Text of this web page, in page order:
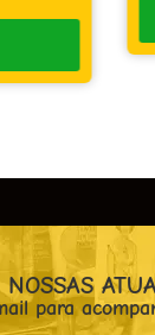
COMPRAR
NOSSAS
para